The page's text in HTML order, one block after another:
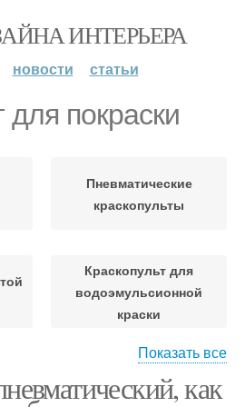
ИНТЕРЬЕРА
новости статьи
для покраски
Пневматические
краскопульты
Краскопульт для
водоэмульсионной
краски
Показать все
как